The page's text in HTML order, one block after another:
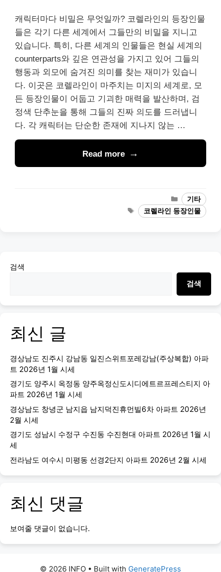
캐릭터마다 비밀은 무엇일까? 코렐라인의 등장인물
들은 각기 다른 세계에서 그들만의 비밀을 지니고
있습니다. 특히, 다른 세계의 인물들은 현실 세계의
counterparts와 깊은 연관성을 가지고 있어 그들의
행동과 외모에 숨겨진 의미를 찾는 재미가 있습니
다. 이곳은 코렐라인이 마주치는 미지의 세계로, 모
든 등장인물이 어둡고 기괴한 매력을 발산하며, 검
정색 단추눈을 통해 그들의 진짜 의도를 드러냅니
다. 각 캐릭터는 단순한 존재에 지나지 않는 …
Read more
Categories
기타
Tags코렐라인 등장인물
검색
검색
최신 글
경상남도 진주시 강남동 일진스위트포레강남(주상복합) 아파
트 2026년 1월 시세
경기도 양주시 옥정동 양주옥정신도시디에트르프레스티지 아
파트 2026년 1월 시세
경상남도 창녕군 남지읍 남지덕진휴먼빌6차 아파트 2026년
2월 시세
경기도 성남시 수정구 수진동 수진현대 아파트 2026년 1월 시
세
전라남도 여수시 미평동 선경2단지 아파트 2026년 2월 시세
최신 댓글
보여줄 댓글이 없습니다.
© 2026 INFO • Built with GeneratePress